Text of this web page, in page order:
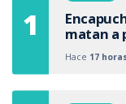
matan a
camilla
Hace 17